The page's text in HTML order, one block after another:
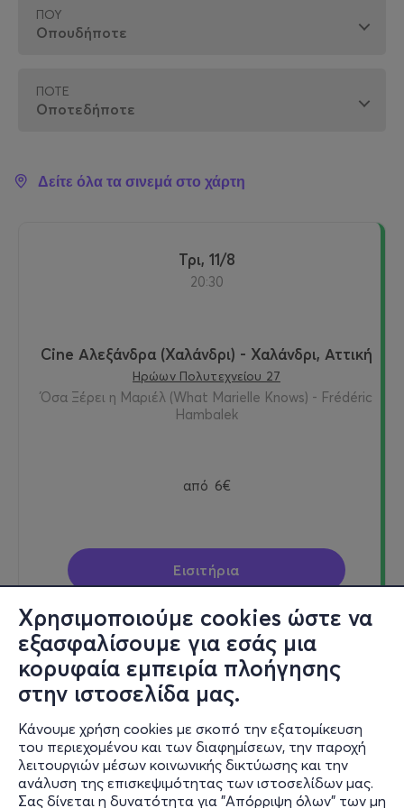
Χρησιμοποιούμε cookies ώστε να
εξασφαλίσουμε για εσάς μια
κορυφαία εμπειρία πλοήγησης
στην ιστοσελίδα μας.
Κάνουμε χρήση cookies με σκοπό την εξατομίκευση
του περιεχομένου και των διαφημίσεων, την παροχή
λειτουργιών μέσων κοινωνικής δικτύωσης και την
ανάλυση της επισκεψιμότητας των ιστοσελίδων μας.
Σας δίνεται η δυνατότητα για "Απόρριψη όλων" των μη
ΠΟΎ
ΠΌΤΕ
Δείτε όλα τα σινεμά στο χάρτη
Τρι, 11/8
20:30
Cine Αλεξάνδρα (Χαλάνδρι) - Χαλάνδρι, Αττική
Ηρώων Πολυτεχνείου 27
Όσα Ξέρει η Μαριέλ (What Marielle Knows) - Frédéric
Hambalek
από 6€
Εισιτήρια
Τετ, 12/8
20:30
Cine Αλεξάνδρα (Χαλάνδρι) - Χαλάνδρι, Αττική
Ηρώων Πολυτεχνείου 27